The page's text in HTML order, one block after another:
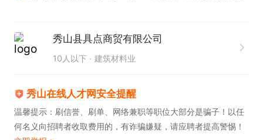
秀山县具点商贸有限公司
10人以下 建筑材料业
秀山在线人才网安全提醒
温馨提示：刷信誉、刷单、网络兼职等职位大部分是骗子！以任
何名义向招聘者收取费用的，有诈骗嫌疑，请应聘者提高警惕！